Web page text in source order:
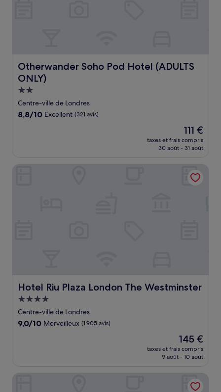
Otherwander Soho Pod Hotel (ADULTS
ONLY)
Otherwander Soho Pod Hotel (ADULTS ONLY)
Hébergement
2.0 étoiles
Centre-ville de Londres
8.8
8,8/10 Excellent (321 avis)
Le
nouveau
prix
de
111 €
111 €
taxes et frais compris
30 août - 31 août
Hotel Riu Plaza London The Westminster
Hotel Riu Plaza London The Westminster
Hébergement
4.0 étoiles
Centre-ville de Londres
9.0
9,0/10 Merveilleux (1 905 avis)
Le
nouveau
prix
de
145 €
145 €
taxes et frais compris
9 août - 10 août